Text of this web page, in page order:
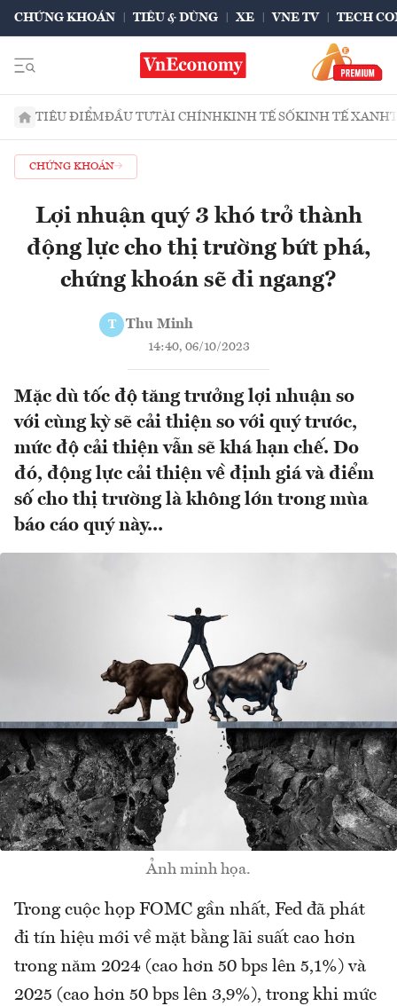
CHỨNG KHOÁN TIÊU & DÙNG XE VNE TV TECH
TIÊU ĐIỂMĐẦU TƯTÀI CHÍNHKINH TẾ SỐKINH TẾ XANH
CHỨNG KHOÁN
Lợi nhuận quý 3 khó trở thành
động lực cho thị trường bứt phá,
chứng khoán sẽ đi ngang?
T Thu Minh
14:40, 06/10/2023
Mặc dù tốc độ tăng trưởng lợi nhuận so
với cùng kỳ sẽ cải thiện so với quý trước,
mức độ cải thiện vẫn sẽ khá hạn chế. Do
đó, động lực cải thiện về định giá và điểm
số cho thị trường là không lớn trong mùa
báo cáo quý này...
Ảnh minh họa.
Trong cuộc họp FOMC gần nhất, Fed đã phát
đi tín hiệu mới về mặt bằng lãi suất cao hơn
trong năm 2024 (cao hơn 50 bps lên 5,1%) và
2025 (cao hơn 50 bps lên 3,9%), trong khi mức